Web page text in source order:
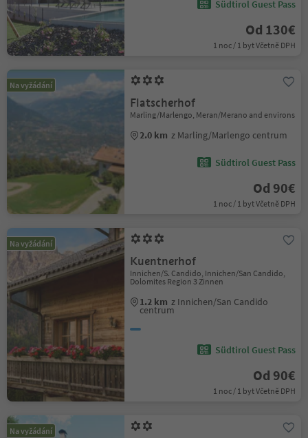
Südtirol Guest Pass
Od 130€
1 noc / 1 byt Včetně DPH
Na vyžádání
Flatscherhof
Marling/Marlengo, Meran/Merano and environs
2.0 km z Marling/Marlengo centrum
Südtirol Guest Pass
Od 90€
1 noc / 1 byt Včetně DPH
Na vyžádání
Kuentnerhof
Innichen/S. Candido, Innichen/San Candido,
Dolomites Region 3 Zinnen
1.2 km z Innichen/San Candido
centrum
Südtirol Guest Pass
Od 90€
1 noc / 1 byt Včetně DPH
Na vyžádání